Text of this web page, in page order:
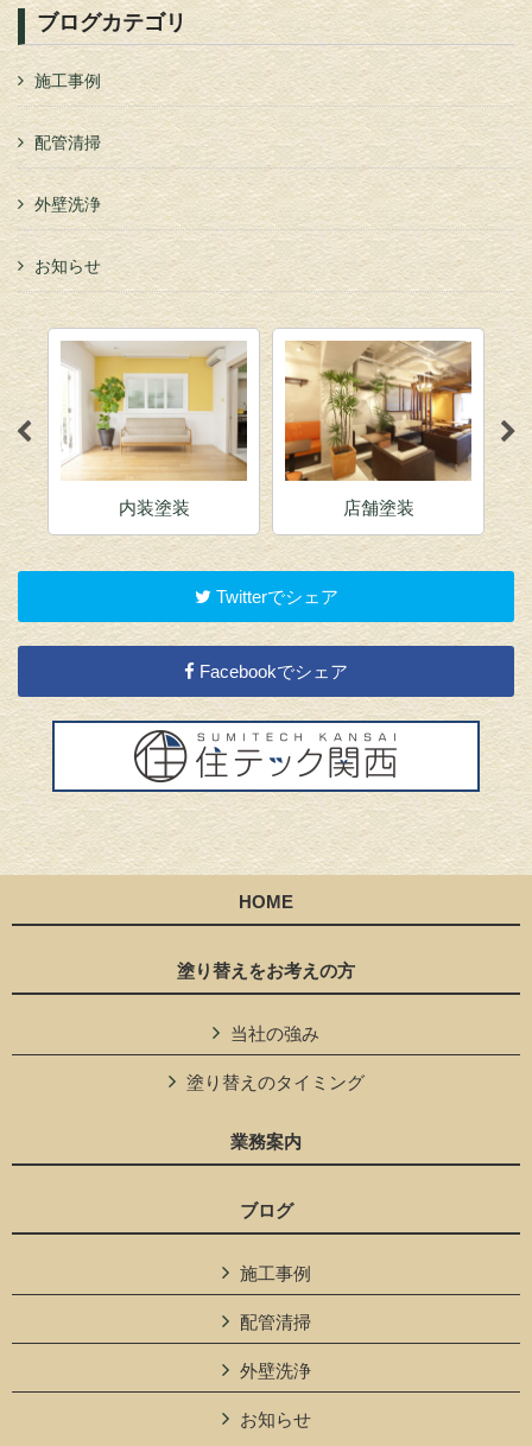
ブログカテゴリ
施工事例
配管清掃
外壁洗浄
お知らせ
内装塗装 店舗塗装
Twitterでシェア
Facebookでシェア
HOME
塗り替えをお考えの方
当社の強み
塗り替えのタイミング
業務案内
ブログ
施工事例
配管清掃
外壁洗浄
お知らせ